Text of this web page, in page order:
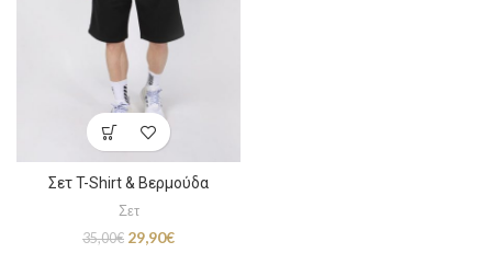
Σετ T-Shirt & Βερμούδα
Σετ
35,00€ Original
29,90€Η